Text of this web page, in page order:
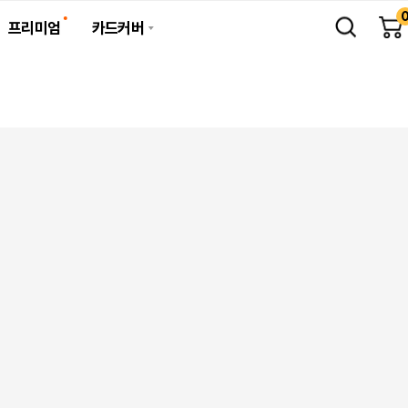
프리미엄 카드커버